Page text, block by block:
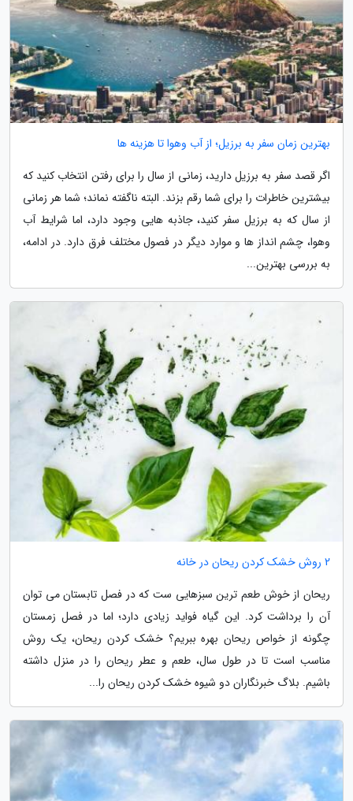
بهترین زمان سفر به برزیل؛ از آب وهوا تا هزینه ها
اگر قصد سفر به برزیل دارید، زمانی از سال را برای رفتن انتخاب کنید که
بیشترین خاطرات را برای شما رقم بزند. البته ناگفته نماند؛ شما هر زمانی
از سال که به برزیل سفر کنید، جاذبه هایی وجود دارد، اما شرایط آب
وهوا، چشم انداز ها و موارد دیگر در فصول مختلف فرق دارد. در ادامه،
به بررسی بهترین...
2 روش خشک کردن ریحان در خانه
ریحان از خوش طعم ترین سبزهایی ست که در فصل تابستان می توان
آن را برداشت کرد. این گیاه فواید زیادی دارد؛ اما در فصل زمستان
چگونه از خواص ریحان بهره ببریم؟ خشک کردن ریحان، یک روش
مناسب است تا در طول سال، طعم و عطر ریحان را در منزل داشته
باشیم. بلاگ خبرنگاران دو شیوه خشک کردن ریحان را...